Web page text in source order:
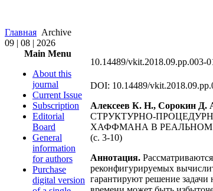
Главная Archive
09 | 08 | 2026
Main Menu
About this
journal
Current Issue
Subscription
Editorial
Board
General
information
for authors
Purchase
digital version
10.14489/vkit.2018.09.pp.003-
DOI: 10.14489/
Алексеев К. Н., Сорокин Д.
СТРУКТУРНО-
ХАФФМАНА В
(c. 3-10)
Аннотация.
реконфигурируемых
гарантируют решение